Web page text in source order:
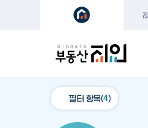
필터 항목(4)
주거(전체)